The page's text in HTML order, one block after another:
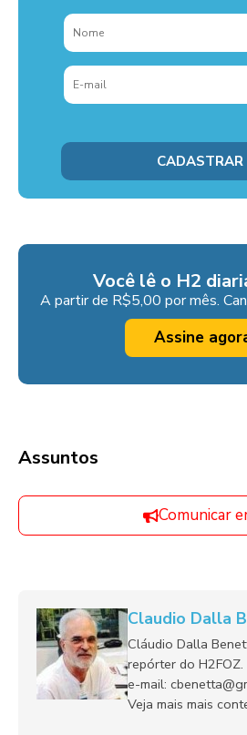
Você lê o H2
A partir de R$5,00 por mês.
Assine
Assuntos
Comunicar
Claudio Dalla
Cláudio Dalla
repórter do H2FOZ.
e-mail:
Veja mais mais